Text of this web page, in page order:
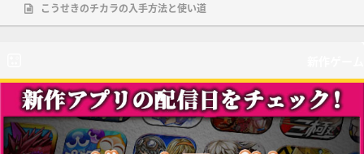
こうせきのチカラの入手方法と使い道